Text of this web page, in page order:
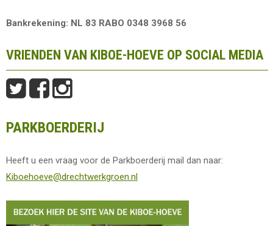
Bankrekening: NL 83 RABO 0348 3968 56
VRIENDEN VAN KIBOE-HOEVE OP SOCIAL MEDIA
PARKBOERDERIJ
Heeft u een vraag voor de Parkboerderij mail dan naar:
Kiboehoeve@drechtwerkgroen.nl